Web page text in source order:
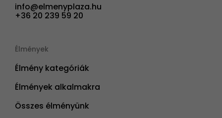
info@elmenyplaza.hu
+36 20 239 59 20
Élmények
Élmény kategóriák
Élmények alkalmakra
Összes élményünk